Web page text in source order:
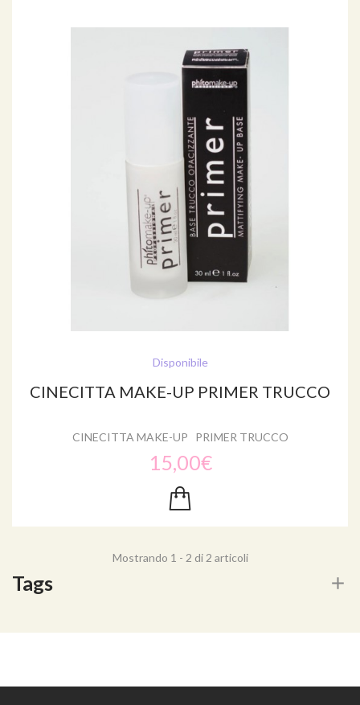
Disponibile
CINECITTA MAKE-UP PRIMER TRUCCO
CINECITTA MAKE-UP PRIMER TRUCCO
15,00€
Mostrando 1 - 2 di 2 articoli
Tags